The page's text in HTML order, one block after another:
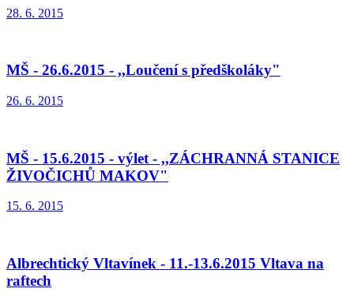
28. 6. 2015
MŠ - 26.6.2015 - ,,Loučení s předškoláky"
26. 6. 2015
MŠ - 15.6.2015 - výlet - ,,ZÁCHRANNÁ STANICE
ŽIVOČICHŮ MAKOV"
15. 6. 2015
Albrechtický Vltavínek - 11.-13.6.2015 Vltava na
raftech